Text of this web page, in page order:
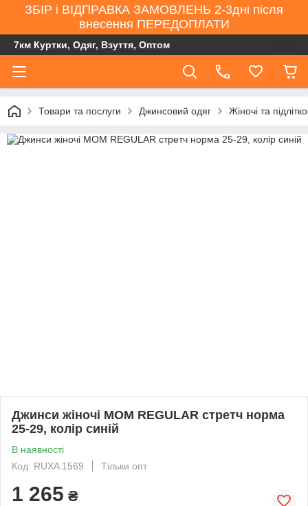
ЗБІР і ВІДПРАВКА ЗАМОВЛЕНЬ 2-3дні після
внесення ПЕРЕДОПЛАТИ
7км Куртки, Одяг, Взуття, Оптом
Товари та послуги Джинсовий одяг Жіночі та
Джинси жіночі MOM REGULAR стретч норма
25-29, колір синій
В наявності
Код: RUXA 1569
Тільки опт
1 265 ₴